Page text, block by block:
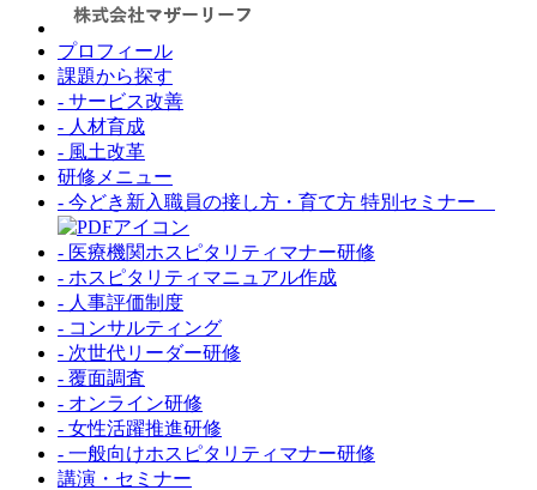
プロフィール
課題から探す
- サービス改善
- 人材育成
- 風土改革
研修メニュー
- 今どき新入職員の接し方・育て方 特別セミナー
- 医療機関ホスピタリティマナー研修
- ホスピタリティマニュアル作成
- 人事評価制度
- コンサルティング
- 次世代リーダー研修
- 覆面調査
- オンライン研修
- 女性活躍推進研修
- 一般向けホスピタリティマナー研修
講演・セミナー